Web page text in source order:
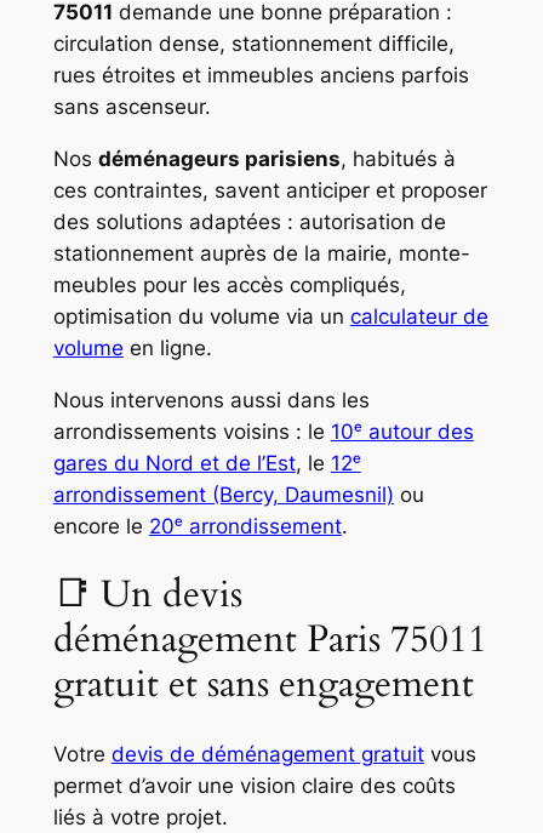
75011 demande une bonne préparation :
circulation dense, stationnement difficile,
rues étroites et immeubles anciens parfois
sans ascenseur.
Nos déménageurs parisiens, habitués à
ces contraintes, savent anticiper et proposer
des solutions adaptées : autorisation de
stationnement auprès de la mairie, monte-
meubles pour les accès compliqués,
optimisation du volume via un calculateur de
volume en ligne.
Nous intervenons aussi dans les
arrondissements voisins : le 10ᵉ autour des
gares du Nord et de l’Est, le 12ᵉ
arrondissement (Bercy, Daumesnil) ou
encore le 20ᵉ arrondissement.
📑 Un devis
déménagement Paris 75011
gratuit et sans engagement
Votre devis de déménagement gratuitvous
permet d’avoir une vision claire des coûts
liés à votre projet.